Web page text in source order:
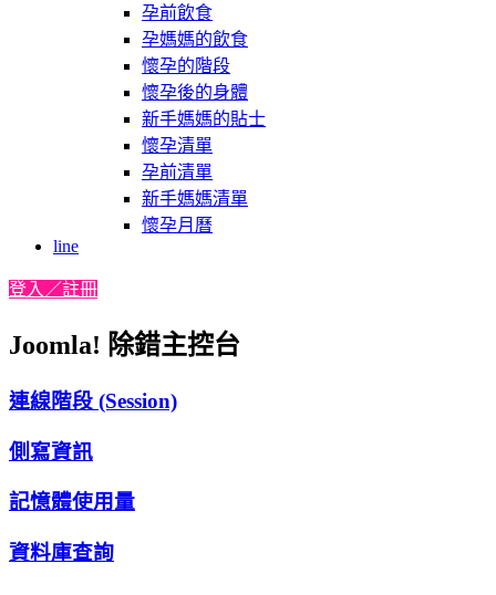
孕前飲食
孕媽媽的飲食
懷孕的階段
懷孕後的身體
新手媽媽的貼士
懷孕清單
孕前清單
新手媽媽清單
懷孕月曆
line
登入／註冊
Joomla! 除錯主控台
連線階段 (Session)
側寫資訊
記憶體使用量
資料庫查詢